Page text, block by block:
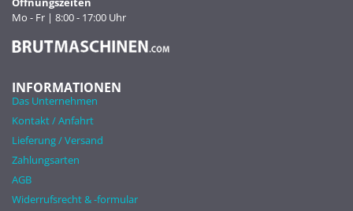
Mo - Fr | 8:00 - 17:00 Uhr
INFORMATIONEN
Das Unternehmen
Kontakt / Anfahrt
Lieferung / Versand
Zahlungsarten
AGB
Widerrufsrecht & -formular